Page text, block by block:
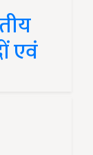
एवं